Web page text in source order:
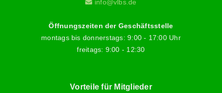
info@vlbs.de
Öffnungszeiten der Geschäftsstelle
montags bis donnerstags: 9:00 - 17:00 Uhr
freitags: 9:00 - 12:30
Vorteile für Mitglieder